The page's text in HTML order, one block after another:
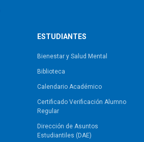
ESTUDIANTES
Bienestar y Salud Mental
Biblioteca
Calendario Académico
Certificado Verificación Alumno
Regular
Dirección de Asuntos
Estudiantiles (DAE)